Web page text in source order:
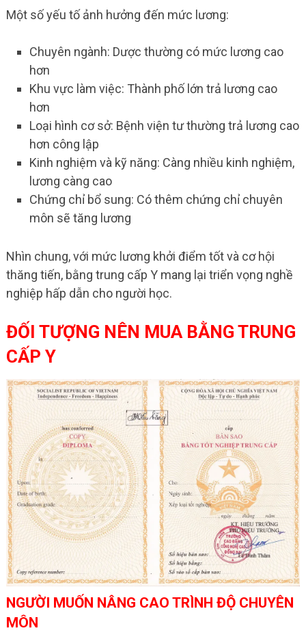
Một số yếu tố ảnh hưởng đến mức lương:
Chuyên ngành: Dược thường có mức lương cao
hơn
Khu vực làm việc: Thành phố lớn trả lương cao
hơn
Loại hình cơ sở: Bệnh viện tư thường trả lương cao
hơn công lập
Kinh nghiệm và kỹ năng: Càng nhiều kinh nghiệm,
lương càng cao
Chứng chỉ bổ sung: Có thêm chứng chỉ chuyên
môn sẽ tăng lương
Nhìn chung, với mức lương khởi điểm tốt và cơ hội
thăng tiến, bằng trung cấp Y mang lại triển vọng nghề
nghiệp hấp dẫn cho người học.
ĐỐI TƯỢNG NÊN MUA BẰNG TRUNG
CẤP Y
NGƯỜI MUỐN NÂNG CAO TRÌNH ĐỘ CHUYÊN
MÔN